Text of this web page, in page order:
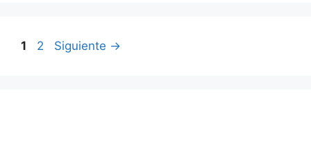
Página
1 Página
2 Siguiente →